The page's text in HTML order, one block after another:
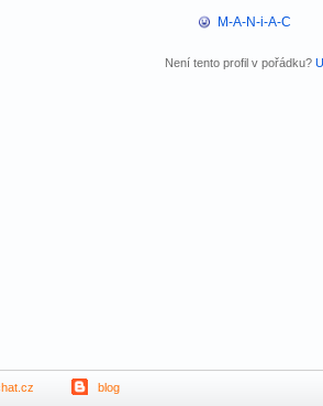
M-A-N-i-A-C
Není tento profil v pořádku?
blog